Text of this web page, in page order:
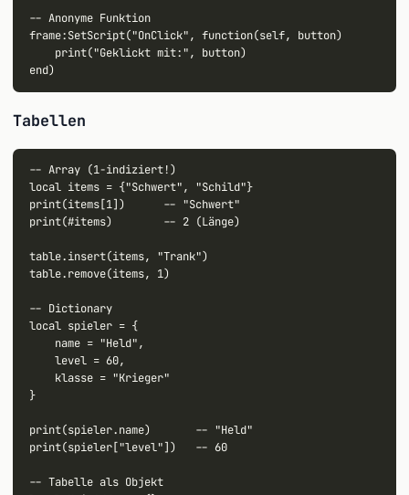
-- Anonyme Funktion
frame:SetScript("OnClick", function(self, button)
    print("Geklickt mit:", button)
Tabellen
-- Array (1-indiziert!)
local items = {"Schwert", "Schild"}
print(items[1])      -- "Schwert"
print(#items)        -- 2 (Länge)
table.insert(items, "Trank")
table.remove(items, 1)
-- Dictionary
local spieler = {
    name = "Held",
    level = 60,
    klasse = "Krieger"
}
print(spieler.name)       -- "Held"
print(spieler["level"])   -- 60
-- Tabelle als Objekt